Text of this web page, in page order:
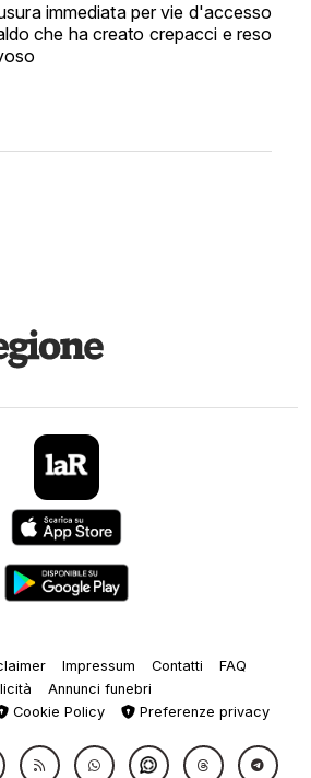
immediata per vie d'accesso
che ha creato crepacci e reso
Impressum Contatti
FAQ
Annunci funebri
Cookie Policy Preferenze privacy